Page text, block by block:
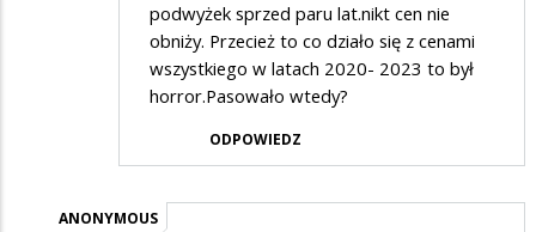
podwyżek sprzed paru lat.nikt cen nie
obniży. Przecież to co działo się z cenami
wszystkiego w latach 2020- 2023 to był
horror.Pasowało wtedy?
ODPOWIEDZ
ANONYMOUS